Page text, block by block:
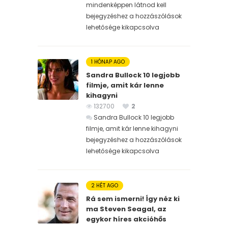
mindenképpen látnod kell
bejegyzéshez a hozzászólások
lehetősége kikapcsolva
1 HÓNAP AGO
Sandra Bullock 10 legjobb
filmje, amit kár lenne
kihagyni
132700
2
Sandra Bullock 10 legjobb
filmje, amit kár lenne kihagyni
bejegyzéshez a hozzászólások
lehetősége kikapcsolva
2 HÉT AGO
Rá sem ismerni! Így néz ki
ma Steven Seagal, az
egykor híres akcióhős